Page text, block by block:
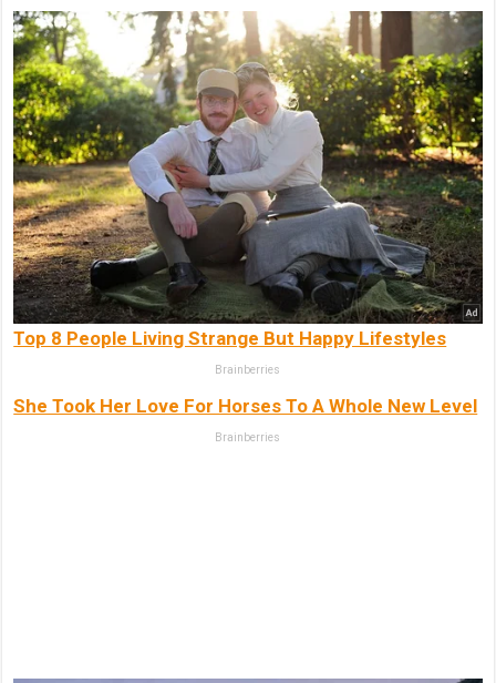
Top 8 People Living Strange But Happy Lifestyles
Brainberries
She Took Her Love For Horses To A Whole New Level
Brainberries